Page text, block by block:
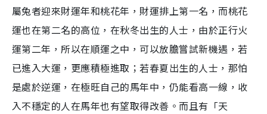
屬兔者迎來財運年和桃花年，財運排上第一名，而桃花
運也在第二名的高位，在秋冬出生的人士，由於正行火
運第二年，所以在順運之中，可以放膽嘗試新機遇，若
已進入大運，更應積極進取；若春夏出生的人士，那怕
是處於逆運，在極旺自己的馬年中，仍能看高一線，收
入不穩定的人在馬年也有望取得改善。而且有「天